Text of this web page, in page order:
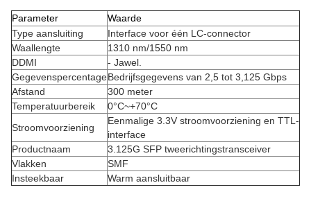
Parameter
Waarde
Type aansluiting
Interface voor één LC-connector
Waallengte
1310 nm/1550 nm
DDMI
- Jawel.
GegevenspercentageBedrijfsgegevens van 2,5 tot 3,125 Gbps
Afstand
300 meter
Temperatuurbereik
0°C~+70°C
Stroomvoorziening
Eenmalige 3.3V stroomvoorziening en TTL-
interface
Productnaam
3.125G SFP tweerichtingstransceiver
Vlakken
SMF
Insteekbaar
Warm aansluitbaar